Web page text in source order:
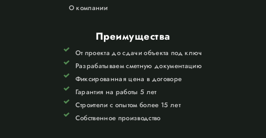
О компании
Преимущества
От проекта до сдачи объекта под ключ
Разрабатываем сметную документацию
Фиксированная цена в договоре
Гарантия на работы 5 лет
Строители с опытом более 15 лет
Собственное производство